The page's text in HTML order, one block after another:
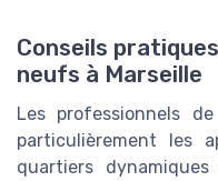
Conseils
neufs à Marseille
Les professionnels
particulièrement les
quartiers